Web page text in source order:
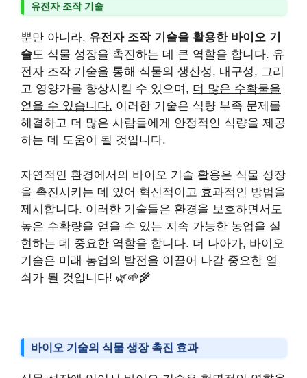
유전자 조작 기술
뿐만 아니라, 유전자 조작 기술을 활용한 바이오 기
술도 식물 성장을 촉진하는 데 큰 역할을 합니다. 유
전자 조작 기술을 통해 식물의 생산성, 내구성, 그리
고 영양가를 향상시킬 수 있으며, 더 많은 수확물을
얻을 수 있습니다. 이러한 기술은 식량 부족 문제를
해결하고 더 많은 사람들에게 안정적인 식량을 제공
하는 데 도움이 될 것입니다.
자연적인 환경에서의 바이오 기술 활용은 식물 성장
을 촉진시키는 데 있어 혁신적이고 효과적인 방법을
제시합니다. 이러한 기술들은 환경을 보호하면서도
높은 수확량을 얻을 수 있는 지속 가능한 농업을 실
현하는 데 중요한 역할을 합니다. 더 나아가, 바이오
기술은 미래 농업의 발전을 이끌어 나갈 중요한 열
쇠가 될 것입니다! 🌿🌱🌾
바이오 기술의 식물 생장 촉진 효과